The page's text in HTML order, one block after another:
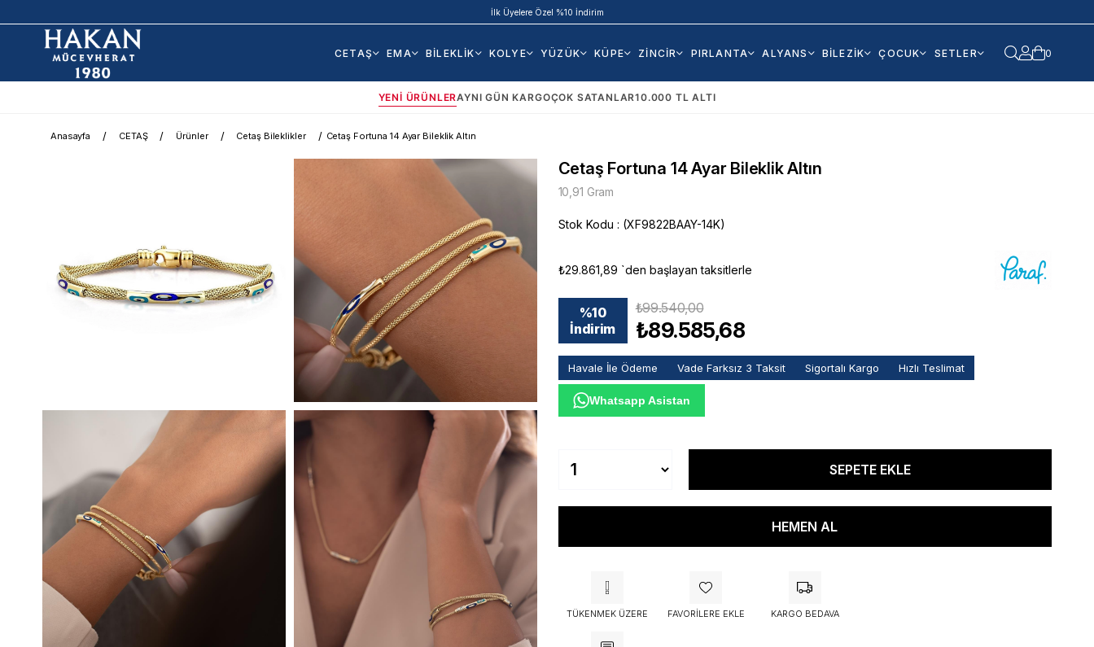
İlk Üyelere Özel %10 İndirim
CETAŞ EMA BİLEKLİK KOLYE YÜZÜK KÜPE ZİNCİR PIRLANTA ALYANS BİLEZİK ÇOCUK SETLER 0
YENI ÜRÜNLERAYNI GÜN KARGOÇOK SATANLAR10.000 TL ALTI
Anasayfa CETAŞ Ürünler Cetaş Bileklikler Cetaş Fortuna 14 Ayar Bileklik Altın
Cetaş Fortuna 14 Ayar Bileklik Altın
10,91 Gram
Stok Kodu (XF9822BAAY-14K)
₺29.861,89 `den başlayan taksitlerle
%10
İndirim
₺99.540,00
₺89.585,68
Havale İle Ödeme Vade Farksız 3 Taksit Sigortalı Kargo Hızlı Teslimat
Whatsapp Asistan
TÜKENMEK ÜZERE FAVORILERE EKLE KARGO BEDAVA